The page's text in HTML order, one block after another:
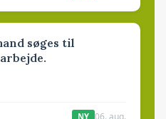
søges til
NY 06. aug.